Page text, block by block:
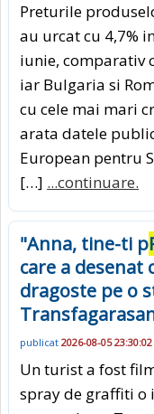
Preturile
au urcat cu 4,7%
iunie, comparativ
iar Bulgaria si
cu cele mai mari
arata datele
European pentru
[…] ...continuare.
"Anna, tine-ti p
care a desenat
dragoste pe o
publicat 2026-08-05 23:30:02
Un turist a fost
spray de graffiti o